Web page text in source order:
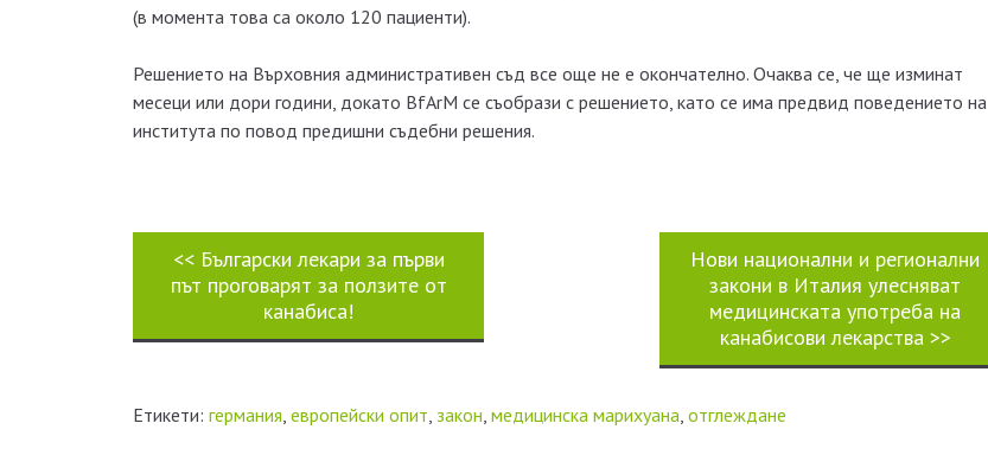
(в момента това са около 120 пациенти).
Решението на Върховния административен съд все още не е окончателно. Очаква се, че ще изминат
месеци или дори години, докато BfArM се съобрази с решението, като се има предвид поведението на
института по повод предишни съдебни решения.
<<Български лекари за първи
път проговарят за ползите от
канабиса!
Нови национални и регионални
закони в Италия улесняват
медицинската употреба на
канабисови лекарства >>
Етикети: германия, европейски опит, закон, медицинска марихуана, отглеждане